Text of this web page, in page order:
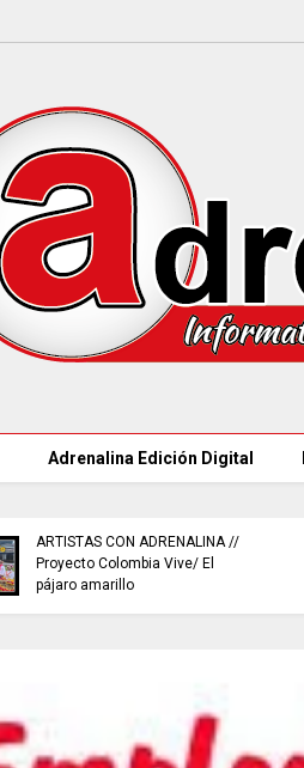
Adrenalina Edición Digital
INFORMACIÓN internacional